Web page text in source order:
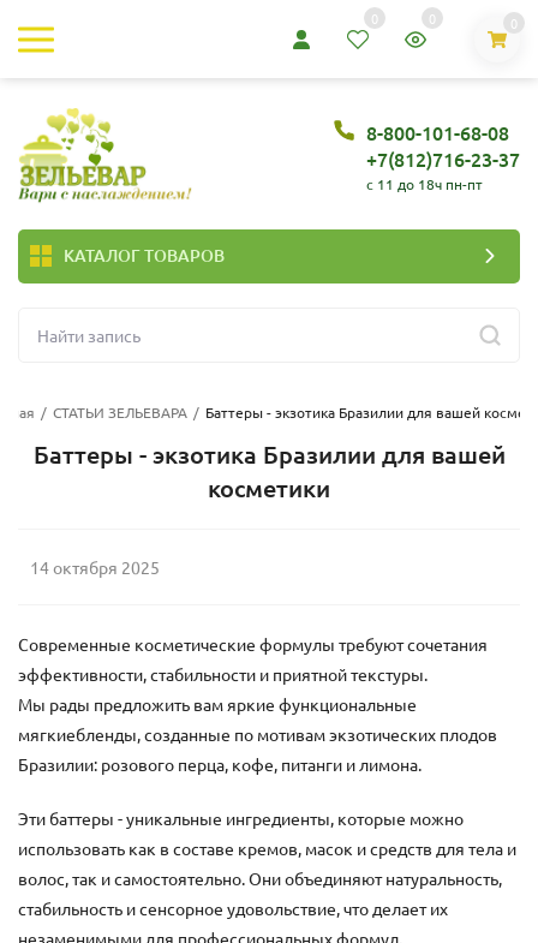
0 0 0
8-800-101-68-08
+7(812)716-23-37
c 11 до 18ч пн-пт
КАТАЛОГ ТОВАРОВ
/ СТАТЬИ ЗЕЛЬЕВАРА / Баттеры - экзотика Бразилии для вашей
Баттеры - экзотика Бразилии для вашей
косметики
14 октября 2025
Современные косметические формулы требуют сочетания
эффективности, стабильности и приятной текстуры.
Мы рады предложить вам яркие функциональные
мягкиебленды, созданные по мотивам экзотических плодов
Бразилии: розового перца, кофе, питанги и лимона.
Эти баттеры - уникальные ингредиенты, которые можно
использовать как в составе кремов, масок и средств для тела и
волос, так и самостоятельно. Они объединяют натуральность,
стабильность и сенсорное удовольствие, что делает их
незаменимыми для профессиональных формул.